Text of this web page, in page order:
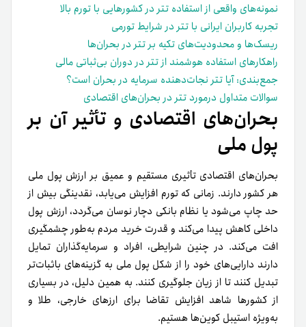
نمونه‌های واقعی از استفاده تتر در کشورهایی با تورم بالا
تجربه کاربران ایرانی با تتر در شرایط تورمی
ریسک‌ها و محدودیت‌های تکیه بر تتر در بحران‌ها
راهکارهای استفاده هوشمند از تتر در دوران بی‌ثباتی مالی
جمع‌بندی: آیا تتر نجات‌دهنده سرمایه در بحران است؟
سوالات متداول درمورد تتر در بحران‌های اقتصادی
بحران‌های اقتصادی و تأثیر آن بر
پول ملی
بحران‌های اقتصادی تأثیری مستقیم و عمیق بر ارزش پول ملی
هر کشور دارند. زمانی که تورم افزایش می‌یابد، نقدینگی بیش از
حد چاپ می‌شود یا نظام بانکی دچار نوسان می‌گردد، ارزش پول
داخلی کاهش پیدا می‌کند و قدرت خرید مردم به‌طور چشمگیری
افت می‌کند. در چنین شرایطی، افراد و سرمایه‌گذاران تمایل
دارند دارایی‌های خود را از شکل پول ملی به گزینه‌های باثبات‌تر
تبدیل کنند تا از زیان جلوگیری کنند. به همین دلیل، در بسیاری
از کشورها شاهد افزایش تقاضا برای ارزهای خارجی، طلا و
به‌ویژه استیبل کوین‌ها هستیم.